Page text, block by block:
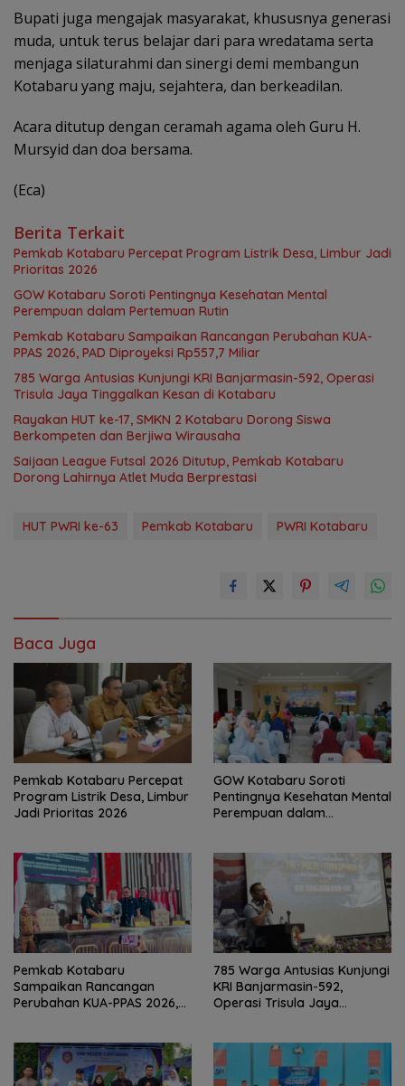
Bupati juga mengajak masyarakat, khususnya generasi
muda, untuk terus belajar dari para wredatama serta
menjaga silaturahmi dan sinergi demi membangun
Kotabaru yang maju, sejahtera, dan berkeadilan.
Acara ditutup dengan ceramah agama oleh Guru H.
Mursyid dan doa bersama.
(Eca)
Berita Terkait
Pemkab Kotabaru Percepat Program Listrik Desa, Limbur Jadi
Prioritas 2026
GOW Kotabaru Soroti Pentingnya Kesehatan Mental
Perempuan dalam Pertemuan Rutin
Pemkab Kotabaru Sampaikan Rancangan Perubahan KUA-
PPAS 2026, PAD Diproyeksi Rp557,7 Miliar
785 Warga Antusias Kunjungi KRI Banjarmasin-592, Operasi
Trisula Jaya Tinggalkan Kesan di Kotabaru
Rayakan HUT ke-17, SMKN 2 Kotabaru Dorong Siswa
Berkompeten dan Berjiwa Wirausaha
Saijaan League Futsal 2026 Ditutup, Pemkab Kotabaru
Dorong Lahirnya Atlet Muda Berprestasi
HUT PWRI ke-63 Pemkab Kotabaru PWRI Kotabaru
Baca Juga
Pemkab Kotabaru Percepat
Program Listrik Desa, Limbur
Jadi Prioritas 2026
GOW Kotabaru Soroti
Pentingnya Kesehatan Mental
Perempuan dalam
Pemkab Kotabaru
Sampaikan Rancangan
Perubahan KUA-PPAS 2026,
785 Warga Antusias Kunjungi
KRI Banjarmasin-592,
Operasi Trisula Jaya